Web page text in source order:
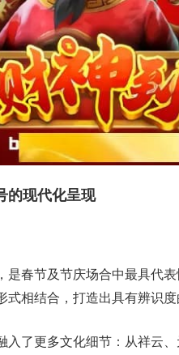
的现代化呈现
是春节及节庆场合中最具代
相结合，打造出具有辨识度
入了更多文化细节：从祥云